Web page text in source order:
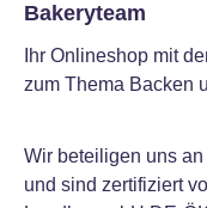
Bakeryteam
Ihr Onlineshop mit
zum Thema Backen
Wir beteiligen uns
und sind zertifiziert